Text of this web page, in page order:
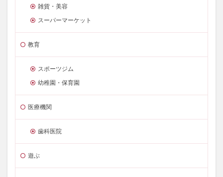
雑貨・美容
スーパーマーケット
教育
スポーツジム
幼稚園・保育園
医療機関
歯科医院
遊ぶ